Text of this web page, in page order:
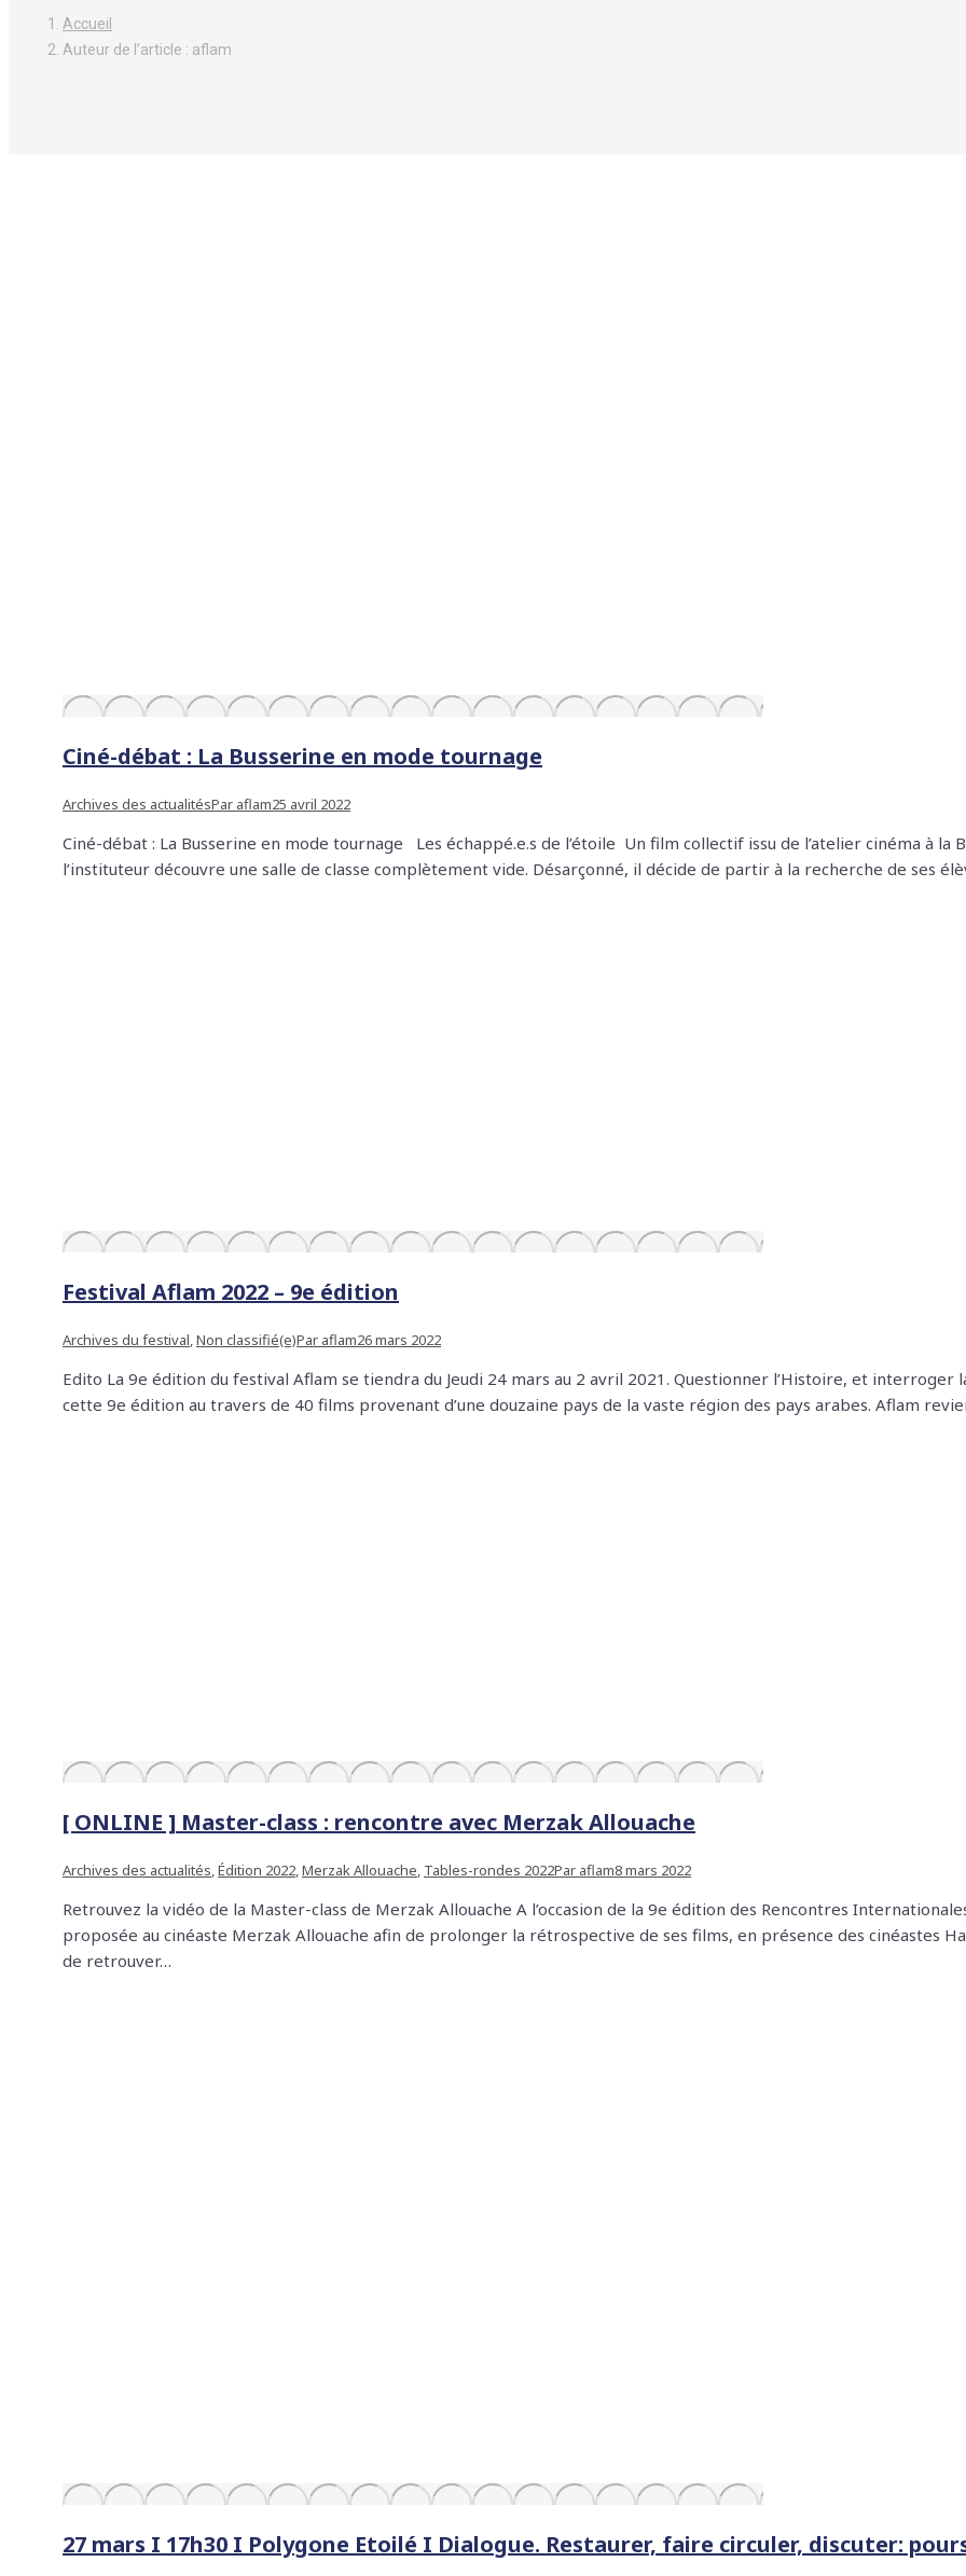
Accueil
Auteur de l’article : aflam
Ciné-débat : La Busserine en mode tournage
Archives des actualitésPar aflam25 avril 2022
Ciné-débat : La Busserine en mode tournage Les échappé.e.s de l’étoile Un film collectif issu de l’atelier cinéma à
l’instituteur découvre une salle de classe complètement vide. Désarçonné, il décide de partir à la recherche de ses
Festival Aflam 2022 – 9e édition
Archives du festival,Non classifié(e)Par aflam26 mars 2022
Edito La 9e édition du festival Aflam se tiendra du Jeudi 24 mars au 2 avril 2021. Questionner l’Histoire, et
cette 9e édition au travers de 40 films provenant d’une douzaine pays de la vaste région des pays arabes. Aflam
[ ONLINE ] Master-class : rencontre avec Merzak Allouache
Archives des actualités,Édition 2022,Merzak Allouache, Tables-rondes 2022Par aflam8 mars 2022
Retrouvez la vidéo de la Master-class de Merzak Allouache A l’occasion de la 9e édition des Rencontres
proposée au cinéaste Merzak Allouache afin de prolonger la rétrospective de ses films, en présence des cinéastes
de retrouver…
27 mars I 17h30 I Polygone Etoilé I Dialogue. Restaurer, faire circuler, discuter: